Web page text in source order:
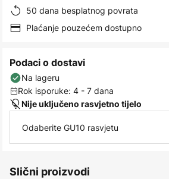
50 dana besplatnog povrata
Plaćanje pouzećem dostupno
Podaci o dostavi
Na lageru
Rok isporuke: 4 - 7 dana
Nije uključeno rasvjetno tijelo
Odaberite GU10 rasvjetu
Slični proizvodi